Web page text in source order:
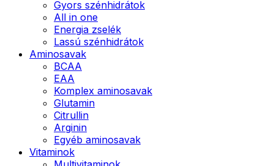
Gyors szénhidrátok
All in one
Energia zselék
Lassú szénhidrátok
Aminosavak
BCAA
EAA
Komplex aminosavak
Glutamin
Citrullin
Arginin
Egyéb aminosavak
Vitaminok